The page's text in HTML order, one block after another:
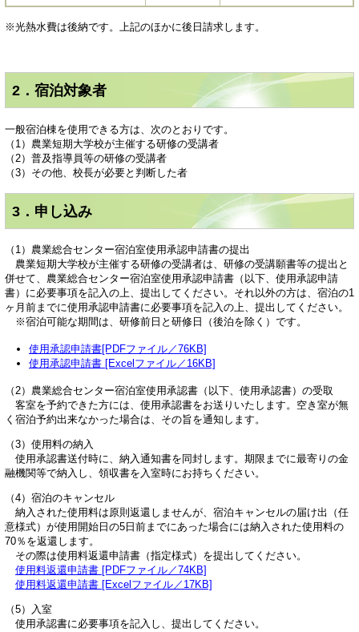
※光熱水費は後納です。上記のほかに後日請求します。
2．宿泊対象者
一般宿泊棟を使用できる方は、次のとおりです。
（1）農業短期大学校が主催する研修の受講者
（2）普及指導員等の研修の受講者
（3）その他、校長が必要と判断した者
3．申し込み
（1）農業総合センター宿泊室使用承認申請書の提出
農業短期大学校が主催する研修の受講者は、研修の受講願書等の提出と
併せて、農業総合センター宿泊室使用承認申請書（以下、使用承認申請
書）に必要事項を記入の上、提出してください。それ以外の方は、宿泊の1
ヶ月前までに使用承認申請書に必要事項を記入の上、提出してください。
※宿泊可能な期間は、研修前日と研修日（後泊を除く）です。
使用承認申請書[PDFファイル／76KB]
使用承認申請書 [Excelファイル／16KB]
（2）農業総合センター宿泊室使用承認書（以下、使用承認書）の受取
客室を予約できた方には、使用承認書をお送りいたします。空き室が無
く宿泊予約出来なかった場合は、その旨を通知します。
（3）使用料の納入
使用承認書送付時に、納入通知書を同封します。期限までに最寄りの金
融機関等で納入し、領収書を入室時にお持ちください。
（4）宿泊のキャンセル
納入された使用料は原則返還しませんが、宿泊キャンセルの届け出（任
意様式）が使用開始日の5日前までにあった場合には納入された使用料の
70％を返還します。
その際は使用料返還申請書（指定様式）を提出してください。
使用料返還申請書 [PDFファイル／74KB]
使用料返還申請書 [Excelファイル／17KB]
（5）入室
使用承認書に必要事項を記入し、提出してください。